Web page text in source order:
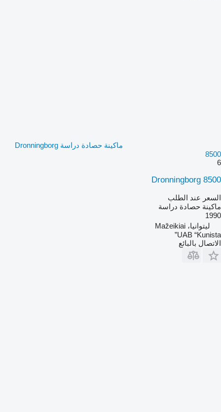
ماكينة حصادة دراسة Dronningborg
8500
6
Dronningborg 8500
السعر عند الطلب
ماكينة حصادة دراسة
1990
ليتوانيا، Mažeikiai
UAB “Kunista”
الاتصال بالبائع